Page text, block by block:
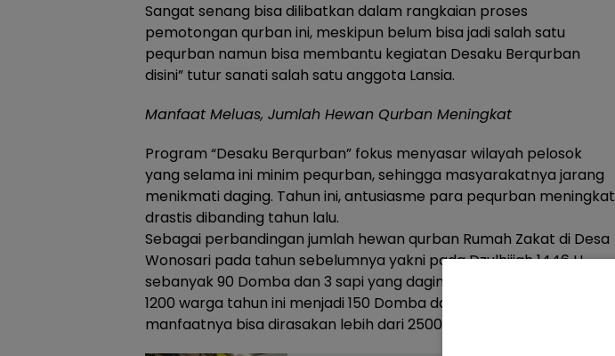
Sangat senang bisa dilibatkan dalam rangkaian proses
pemotongan qurban ini, meskipun belum bisa jadi salah satu
pequrban namun bisa membantu kegiatan Desaku Berqurban
disini” tutur sanati salah satu anggota Lansia.
​Manfaat Meluas, Jumlah Hewan Qurban Meningkat
​Program “Desaku Berqurban” fokus menyasar wilayah pelosok
yang selama ini minim pequrban, sehingga masyarakatnya jarang
menikmati daging. Tahun ini, antusiasme para pequrban meningkat
drastis dibanding tahun lalu.
​Sebagai perbandingan jumlah hewan qurban Rumah Zakat di Desa
Wonosari pada tahun sebelumnya yakni pada Dzulhijjah 1446 H
sebanyak 90 Domba dan 3 sapi yang dagingnya dibagikan pada
1200 warga tahun ini menjadi 150 Domba dan 5 Sapi yang
manfaatnya bisa dirasakan lebih dari 2500 warga.